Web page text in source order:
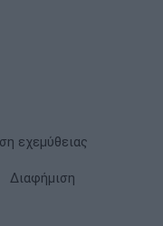
εχεμύθειας
Διαφήμιση